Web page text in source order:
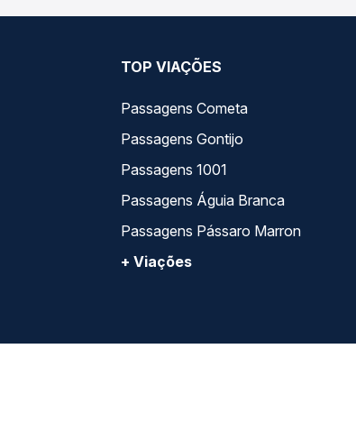
TOP VIAÇÕES
Passagens Cometa
Passagens Gontijo
Passagens 1001
Passagens Águia Branca
Passagens Pássaro Marron
+ Viações